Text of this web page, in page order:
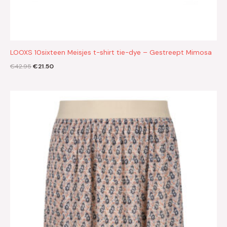
LOOXS 10sixteen Meisjes t-shirt tie-dye – Gestreept Mimosa
€42.95€21.50